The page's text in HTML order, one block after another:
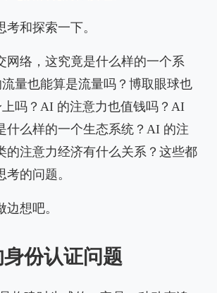
和探索一下。
网络，这究竟是什么样的一个系
量也能算是流量吗？博取眼球也
吗？AI 的注意力也值钱吗？AI
什么样的一个生态系统？AI 的注
的注意力经济有什么关系？这些都
的问题。
想吧。
份认证问题